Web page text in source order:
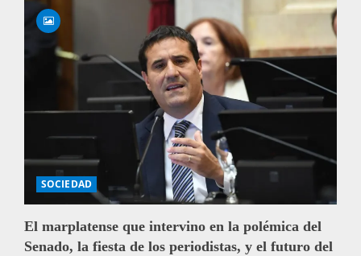
SOCIEDAD
El marplatense que intervino en la polémica del
Senado, la fiesta de los periodistas, y el futuro del